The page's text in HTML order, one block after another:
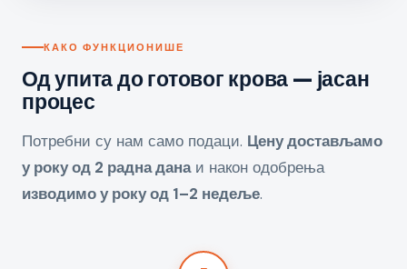
КАКО ФУНКЦИОНИШЕ
Од упита до готовог крова — јасан
процес
Потребни су нам само подаци. Цену достављамо
у року од 2 радна данаи након одобрења
изводимо у року од 1–2 недеље.